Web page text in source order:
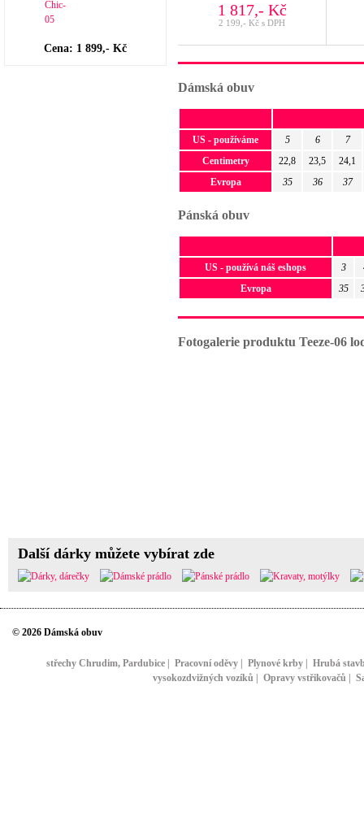
Cena: 1 899,- Kč
1 817,- Kč
2 199,- Kč s DPH
Dámská obuv
US - používáme 5 6
7
Centimetry
22,8 23,5
24,1
Evropa
35 36 37
Pánská obuv
US - používá náš eshops 3
Evropa
35
Fotogalerie produktu Teeze-06
Další dárky můžete vybírat zde
© 2026 Dámská obuv
střechy Chrudim, Pardubice| Pracovní oděvy| Plynové krby| Hrubá
vysokozdvižných vozíků
Opravy vstřikovačů